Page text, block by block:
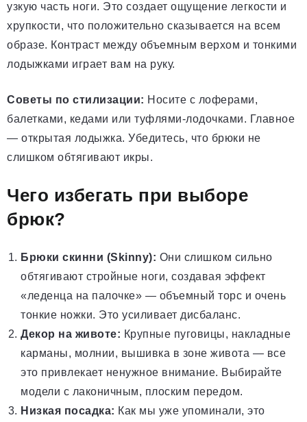
узкую часть ноги. Это создает ощущение легкости и
хрупкости, что положительно сказывается на всем
образе. Контраст между объемным верхом и тонкими
лодыжками играет вам на руку.
Советы по стилизации: Носите с лоферами,
балетками, кедами или туфлями-лодочками. Главное
— открытая лодыжка. Убедитесь, что брюки не
слишком обтягивают икры.
Чего избегать при выборе
брюк?
Брюки скинни (Skinny): Они слишком сильно
обтягивают стройные ноги, создавая эффект
«леденца на палочке» — объемный торс и очень
тонкие ножки. Это усиливает дисбаланс.
Декор на животе: Крупные пуговицы, накладные
карманы, молнии, вышивка в зоне живота — все
это привлекает ненужное внимание. Выбирайте
модели с лаконичным, плоским передом.
Низкая посадка: Как мы уже упоминали, это